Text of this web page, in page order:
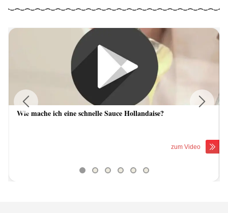
Wie mache ich eine schnelle Sauce Hollandaise?
zum Video
Previous